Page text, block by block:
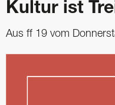
Kultur ist
Aus ff 19 vom